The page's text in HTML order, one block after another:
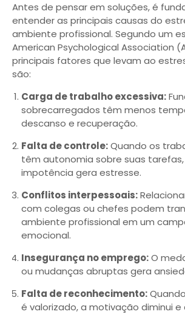
Antes de pensar em soluções, é
entender as principais causas do
ambiente profissional. Segundo um
American Psychological Association
principais fatores que levam ao
são:
Carga de trabalho excessiva:
sobrecarregados têm menos
descanso e recuperação.
Falta de controle:Quando os
têm autonomia sobre suas
impotência gera estresse.
Conflitos interpessoais:
com colegas ou chefes podem
ambiente profissional em um
emocional.
Insegurança no emprego:O
ou mudanças abruptas gera
Falta de reconhecimento:
é valorizado, a motivação diminui e